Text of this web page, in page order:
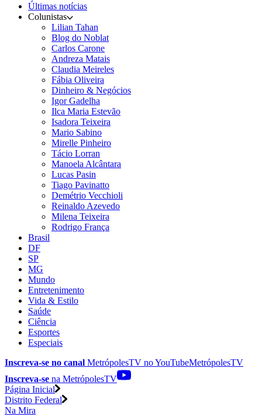
Últimas notícias
Colunistas
Lilian Tahan
Blog do Noblat
Carlos Carone
Andreza Matais
Claudia Meireles
Fábia Oliveira
Dinheiro & Negócios
Igor Gadelha
Ilca Maria Estevão
Isadora Teixeira
Mario Sabino
Mirelle Pinheiro
Tácio Lorran
Manoela Alcântara
Lucas Pasin
Tiago Pavinatto
Demétrio Vecchioli
Reinaldo Azevedo
Milena Teixeira
Rodrigo França
Brasil
DF
SP
MG
Mundo
Entretenimento
Vida & Estilo
Saúde
Ciência
Esportes
Especiais
Inscreva-se no canal MetrópolesTV noYouTubeMetrópolesTV
Inscreva-se na MetrópolesTV
Página Inicial
Distrito Federal
Na Mira